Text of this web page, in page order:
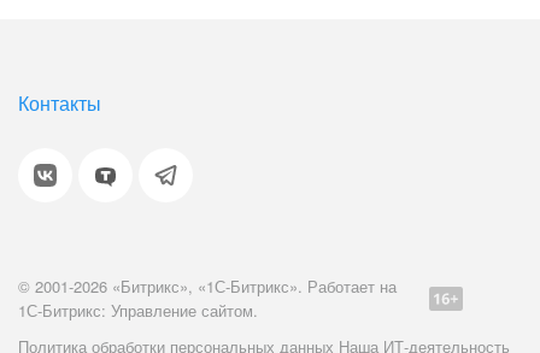
Контакты
© 2001-2026 «Битрикс», «1С-Битрикс». Работает на
1С-Битрикс: Управление сайтом.
Политика обработки персональных данных Наша ИТ-деятельность